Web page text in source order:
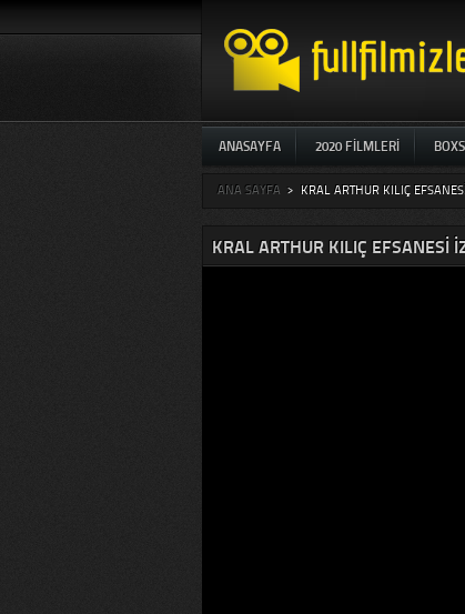
ANASAYFA 2020 FILMLERI
ANA SAYFA > KRAL ARTHUR KILIÇ
KRAL ARTHUR KILIÇ EFSANESI